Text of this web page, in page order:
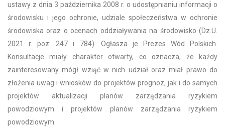
ustawy z dnia 3 października 2008 r. o udostępnianiu informacji o
środowisku i jego ochronie, udziale społeczeństwa w ochronie
środowiska oraz o ocenach oddziaływania na środowisko (Dz.U.
2021 r. poz. 247 i 784). Ogłasza je Prezes Wód Polskich.
Konsultacje miały charakter otwarty, co oznacza, że każdy
zainteresowany mógł wziąć w nich udział oraz miał prawo do
złożenia uwag i wniosków do projektów prognoz, jak i do samych
projektów aktualizacji planów zarządzania ryzykiem
powodziowym i projektów planów zarządzania ryzykiem
powodziowym.